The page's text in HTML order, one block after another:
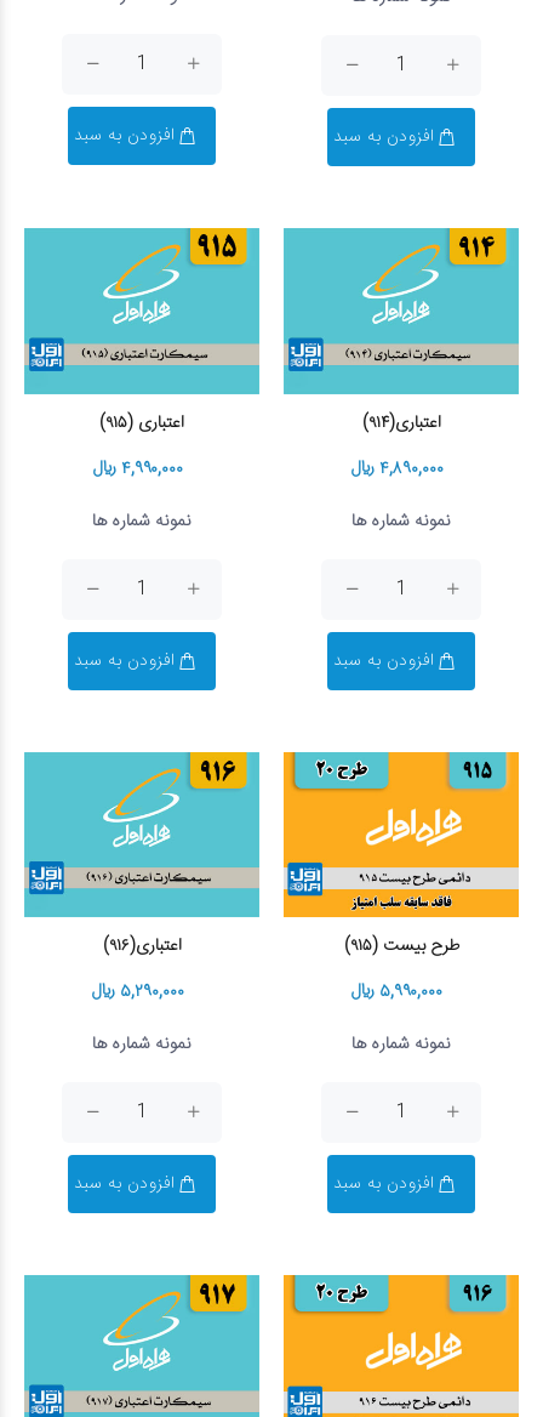
افزودن به سبد افزودن به سبد
اعتباری(۹۱۴)
۴,۸۹۰,۰۰۰ ریال
نمونه شماره ها
افزودن به سبد
اعتباری (۹۱۵)
۴,۹۹۰,۰۰۰ ریال
نمونه شماره ها
افزودن به سبد
طرح بیست (۹۱۵)
۵,۹۹۰,۰۰۰ ریال
نمونه شماره ها
افزودن به سبد
اعتباری(۹۱۶)
۵,۲۹۰,۰۰۰ ریال
نمونه شماره ها
افزودن به سبد